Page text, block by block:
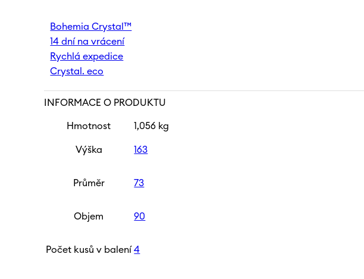
Pistachio
množství
Bohemia Crystal™
14 dní na vrácení
Rychlá expedice
Crystal. eco
INFORMACE O PRODUKTU
Hmotnost 1,056 kg
Výška 163
Průměr 73
Objem 90
Počet kusů v balení 4